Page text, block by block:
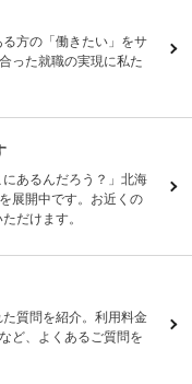
方の「働きたい」をサ
った就職の実現に私た
にあるんだろう？」北海
展開中です。お近くの
だけます。
質問を紹介。利用料金
ど、よくあるご質問を